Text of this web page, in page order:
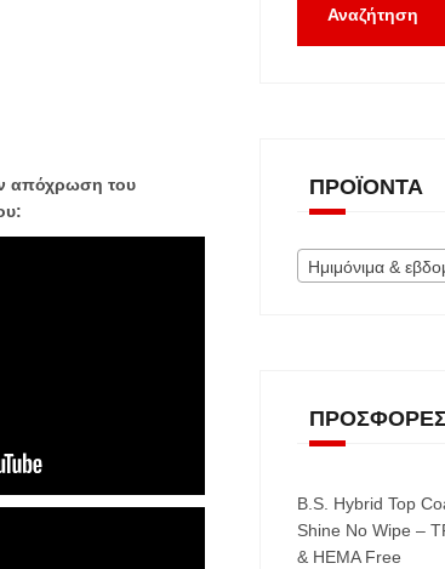
απόχρωση του
Αναζήτηση
ΠΡΟΪΌΝΤΑ
Ημιμόνιμα &
B.S. Hybrid Top
Shine No Wipe –
& HEMA Free